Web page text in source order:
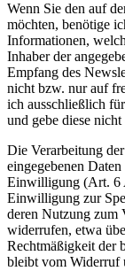
Wenn Sie den auf
möchten, benötige
Informationen,
Inhaber der
Empfang des
nicht bzw. nur auf
ich ausschließlich
und gebe diese
Die Verarbeitung
eingegebenen
Einwilligung (Art. 6
Einwilligung zur
deren Nutzung zum
widerrufen, etwa
Rechtmäßigkeit der
bleibt vom Widerruf